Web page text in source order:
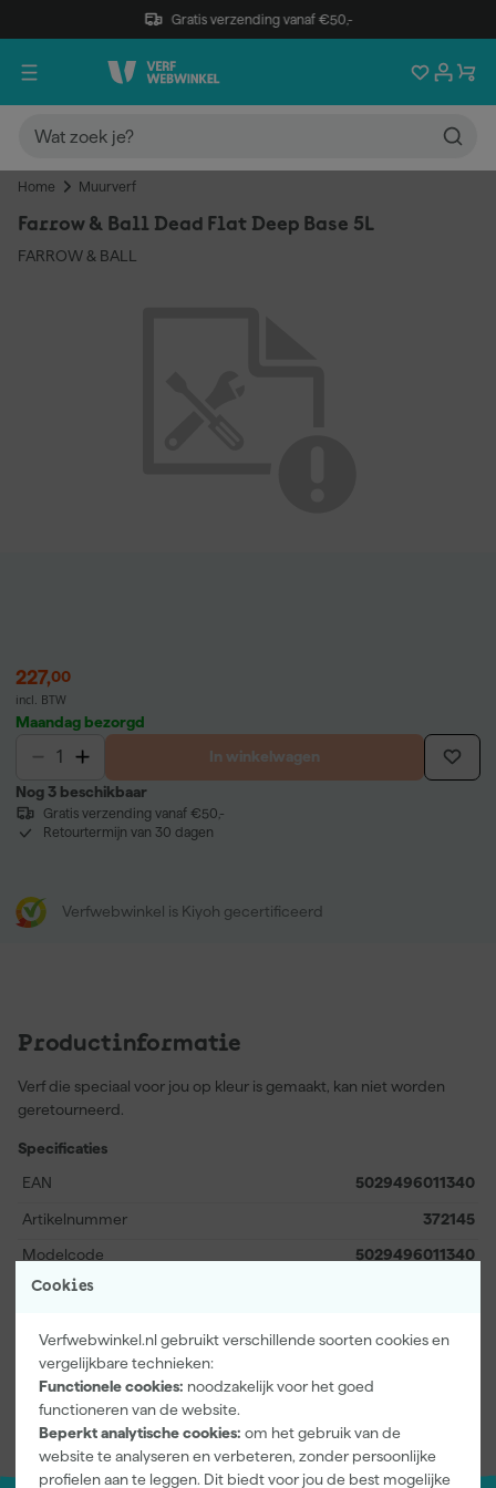
Gratis verzending vanaf €50,-
Home Muurverf
Cookies
Verfwebwinkel.nl gebruikt verschillende soorten cookies en
vergelijkbare technieken:
Functionele cookies: noodzakelijk voor het goed
functioneren van de website.
Beperkt analytische cookies: om het gebruik van de
website te analyseren en verbeteren, zonder persoonlijke
profielen aan te leggen. Dit biedt voor jou de best mogelijke
Farrow & Ball Dead Flat Deep Base 5L
FARROW & BALL
227,00
incl. BTW
Maandag bezorgd
In winkelwagen
Nog 3 beschikbaar
Gratis verzending vanaf €50,-
Retourtermijn van 30 dagen
Verfwebwinkel is Kiyoh gecertificeerd
Productinformatie
Verf die speciaal voor jou op kleur is gemaakt, kan niet worden
geretourneerd.
Specificaties
EAN
5029496011340
Artikelnummer 372145
Modelcode 5029496011340
Volume
Bekijk alle kenmerken